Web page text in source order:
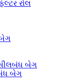
રોલ
બેગ
બેગ